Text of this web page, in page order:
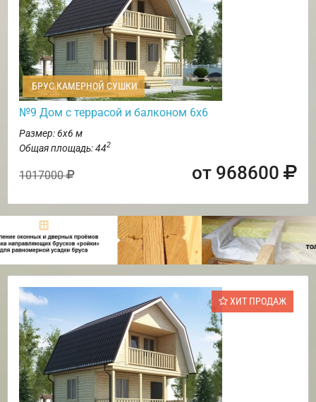
БРУС КАМЕРНОЙ СУШКИ
№9 Дом с террасой и балконом 6х6
Размер: 6х6 м
Общая площадь: 442
1017000 от 968600
ХИТ ПРОДАЖ